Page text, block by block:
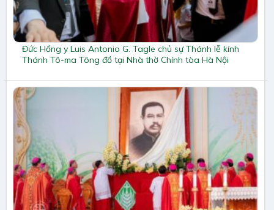
Đức Hồng y Luis Antonio G. Tagle chủ sự Thánh lễ kính
Thánh Tô-ma Tông đồ tại Nhà thờ Chính tòa Hà Nội